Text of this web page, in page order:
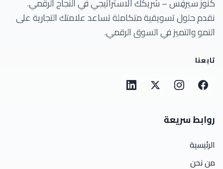
نقدم حلول تسويقية متكاملة تساعد علامتك التجارية على
النمو والتميز في السوق الرقمي.
تابعنا
روابط سريعة
الرئيسية
من نحن